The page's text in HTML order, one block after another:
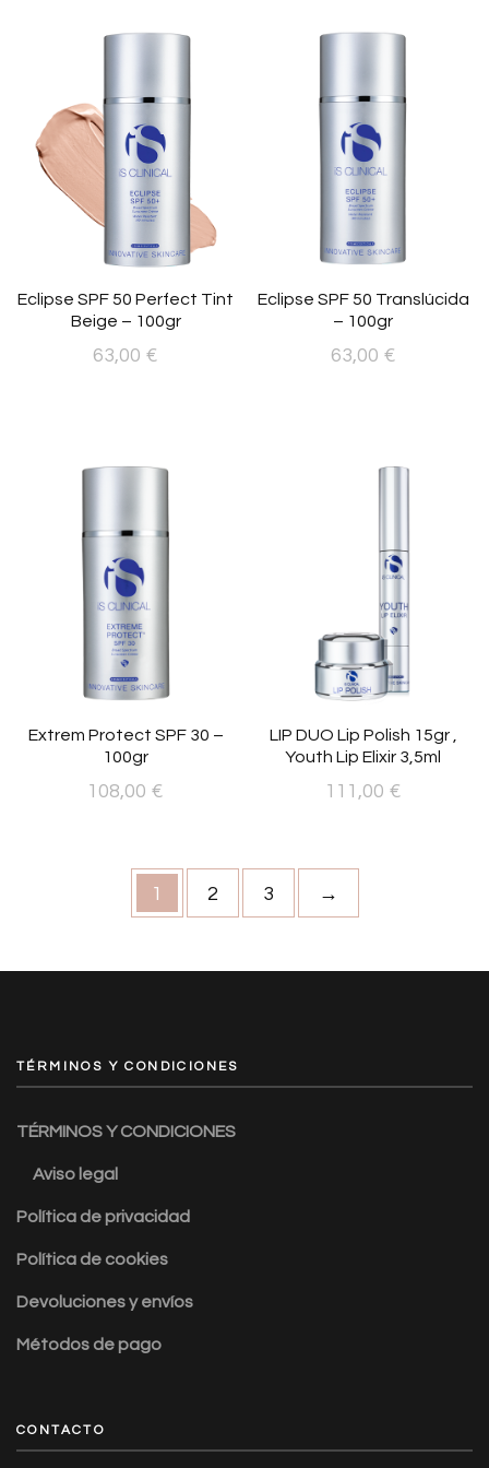
Eclipse SPF 50 Perfect Tint
Beige – 100gr
63,00 €
Eclipse SPF 50 Translúcida
– 100gr
63,00 €
Extrem Protect SPF 30 –
100gr
108,00 €
LIP DUO Lip Polish 15gr ,
Youth Lip Elixir 3,5ml
111,00 €
1 2 3 →
TÉRMINOS Y CONDICIONES
TÉRMINOS Y CONDICIONES
Aviso legal
Política de privacidad
Política de cookies
Devoluciones y envíos
Métodos de pago
CONTACTO